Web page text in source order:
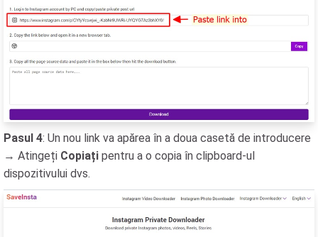
Pasul 4: Un nou link va apărea în a doua casetă de introducere
→ Atingeți Copiați pentru a o copia în clipboard-ul
dispozitivului dvs.